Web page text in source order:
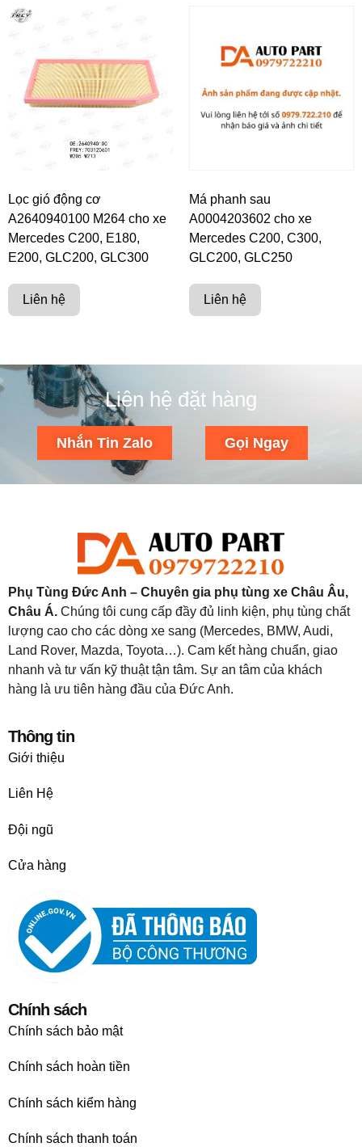
Lọc gió động cơ
A2640940100 M264 cho xe
Mercedes C200, E180,
E200, GLC200, GLC300
Liên hệ
Má phanh sau
A0004203602 cho xe
Mercedes C200, C300,
GLC200, GLC250
Liên hệ
Liên hệ đặt hàng
Nhắn Tin Zalo Gọi Ngay
Phụ Tùng Đức Anh – Chuyên gia phụ tùng xe Châu Âu,
Châu Á. Chúng tôi cung cấp đầy đủ linh kiện, phụ tùng chất
lượng cao cho các dòng xe sang (Mercedes, BMW, Audi,
Land Rover, Mazda, Toyota…). Cam kết hàng chuẩn, giao
nhanh và tư vấn kỹ thuật tận tâm. Sự an tâm của khách
hàng là ưu tiên hàng đầu của Đức Anh.
Thông tin
Giới thiệu
Liên Hệ
Đội ngũ
Cửa hàng
Chính sách
Chính sách bảo mật
Chính sách hoàn tiền
Chính sách kiểm hàng
Chính sách thanh toán